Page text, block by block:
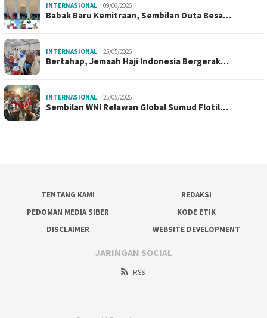
INTERNASIONAL 09/06/2026
Babak Baru Kemitraan, Sembilan Duta Besa…
INTERNASIONAL 25/05/2026
Bertahap, Jemaah Haji Indonesia Bergerak…
INTERNASIONAL 25/05/2026
Sembilan WNI Relawan Global Sumud Flotil…
TENTANG KAMI
REDAKSI
PEDOMAN MEDIA SIBER
KODE ETIK
DISCLAIMER
WEBSITE DEVELOPMENT
JARINGAN SOCIAL
RSS